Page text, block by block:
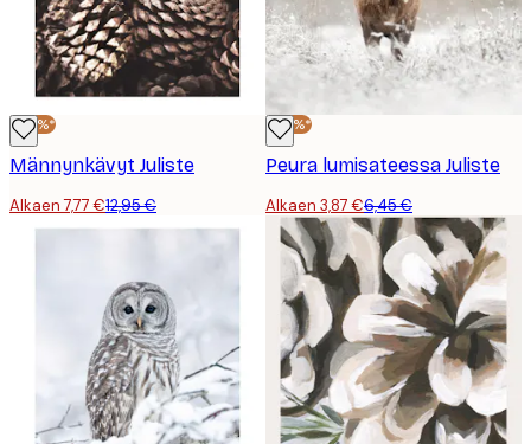
-40%*
Männynkävyt Juliste
Alkaen 7,77 €12,95 €
-40%*
Peura lumisateessa Juliste
Alkaen 3,87 €6,45 €